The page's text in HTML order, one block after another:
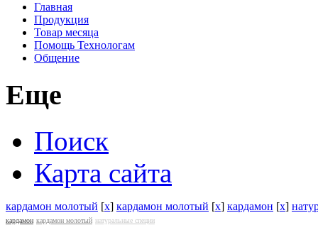
Главная
Продукция
Товар месяца
Помощь Технологам
Общение
Еще
Поиск
Карта сайта
кардамон молотый [x] кардамон молотый [x] кардамон [x]
кардамон кардамон молотый натуральные специи